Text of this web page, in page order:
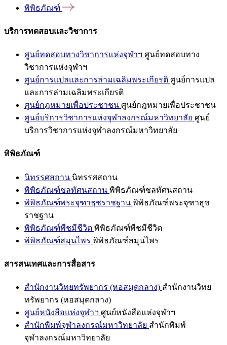
พิพิธภัณฑ์
บริการทดสอบและวิชาการ
ศูนย์ทดสอบทางวิชาการแห่งจุฬาฯ ศูนย์ทดสอบทาง
วิชาการแห่งจุฬาฯ
ศูนย์การแปลและการล่ามเฉลิมพระเกียรติ ศูนย์การแปล
และการล่ามเฉลิมพระเกียรติ
ศูนย์กฎหมายเพื่อประชาชน ศูนย์กฎหมายเพื่อประชาชน
ศูนย์บริการวิชาการแห่งจุฬาลงกรณ์มหาวิทยาลัย ศูนย์
บริการวิชาการแห่งจุฬาลงกรณ์มหาวิทยาลัย
พิพิธภัณฑ์
นิทรรศสถาน นิทรรศสถาน
พิพิธภัณฑ์ชลทัศนสถาน พิพิธภัณฑ์ชลทัศนสถาน
พิพิธภัณฑ์พระจุฑาธุชราชฐาน พิพิธภัณฑ์พระจุฑาธุช
ราชฐาน
พิพิธภัณฑ์พืชมีชีวิต พิพิธภัณฑ์พืชมีชีวิต
พิพิธภัณฑ์สมุนไพร พิพิธภัณฑ์สมุนไพร
สารสนเทศและการสื่อสาร
สำนักงานวิทยทรัพยากร (หอสมุดกลาง) สำนักงานวิทย
ทรัพยากร (หอสมุดกลาง)
ศูนย์หนังสือแห่งจุฬาฯ ศูนย์หนังสือแห่งจุฬาฯ
สำนักพิมพ์จุฬาลงกรณ์มหาวิทยาลัย สำนักพิมพ์
จุฬาลงกรณ์มหาวิทยาลัย